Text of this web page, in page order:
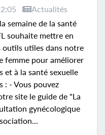
Actualités
semaine de la santé
souhaite mettre en
outils utiles dans notre
femme pour améliorer
et à la santé sexuelle
: - Vous pouvez
site le guide de "La
gynécologique